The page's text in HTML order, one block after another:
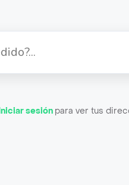
sesión para ver tus